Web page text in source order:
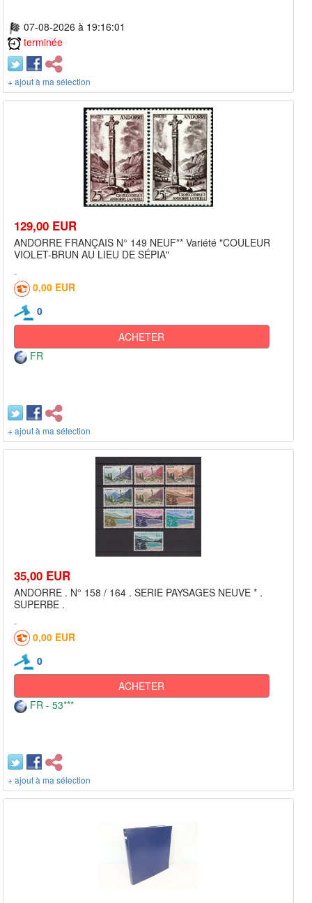
07-08-2026 à 19:16:01
terminée
+ ajout à ma sélection
129,00 EUR
ANDORRE FRANÇAIS N° 149 NEUF** Variété "COULEUR
VIOLET-BRUN AU LIEU DE SÉPIA"
0,00 EUR
0
ACHETER
FR
+ ajout à ma sélection
35,00 EUR
ANDORRE . N° 158 / 164 . SERIE PAYSAGES NEUVE * .
SUPERBE .
0,00 EUR
0
ACHETER
FR - 53***
+ ajout à ma sélection